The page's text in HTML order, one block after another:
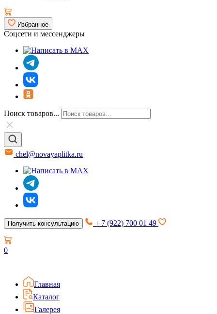
Избранное
Соцсети и мессенджеры
Поиск товаров...
chel@novayaplitka.ru
Получить консультацию + 7 (922) 700 01 49
0
Главная
Каталог
Галерея